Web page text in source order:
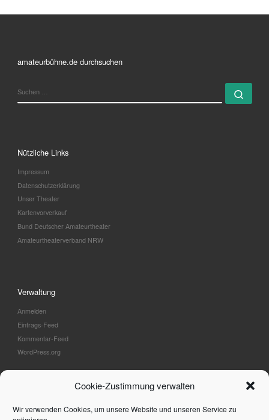
Cookie-Zustimmung verwalten
Wir verwenden Cookies, um unsere Website und unseren Service zu
amateurbühne.de durchsuchen
Nützliche Links
Impressum
Datenschutzerklärung
Unser Theater
Kartenvorverkauf
Bund Deutscher Amateurtheater
Amateurtheaterverband NRW
Verwaltung
Anmelden
Eintrags-Feed
Kommentar-Feed
WordPress.org
© 2026– Alle Rechte vorbehalten